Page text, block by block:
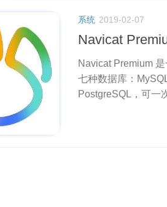
系统 2019-02-07
Navicat
Navicat Premium
七种数据库：
PostgreSQL，可一